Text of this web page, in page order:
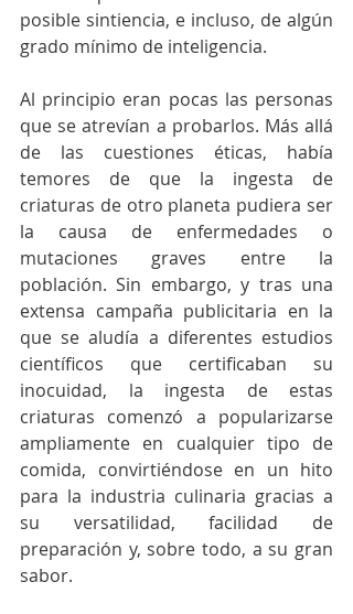
posible sintiencia, e incluso, de algún
grado mínimo de inteligencia.
Al principio eran pocas las personas
que se atrevían a probarlos. Más allá
de las cuestiones éticas, había
temores de que la ingesta de
criaturas de otro planeta pudiera ser
la causa de enfermedades o
mutaciones graves entre la
población. Sin embargo, y tras una
extensa campaña publicitaria en la
que se aludía a diferentes estudios
científicos que certificaban su
inocuidad, la ingesta de estas
criaturas comenzó a popularizarse
ampliamente en cualquier tipo de
comida, convirtiéndose en un hito
para la industria culinaria gracias a
su versatilidad, facilidad de
preparación y, sobre todo, a su gran
sabor.